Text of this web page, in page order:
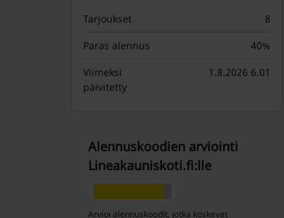
Tarjoukset
8
Paras alennus
40%
Viimeksi
päivitetty
1.8.2026 6.01
Alennuskoodien arviointi
Lineakauniskoti.fi:lle
Arvioi alennuskoodit, jotka koskevat